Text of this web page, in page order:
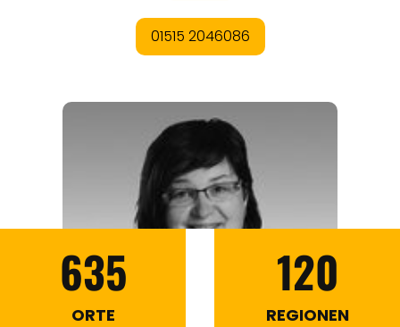
635
ORTE
120
REGIONEN